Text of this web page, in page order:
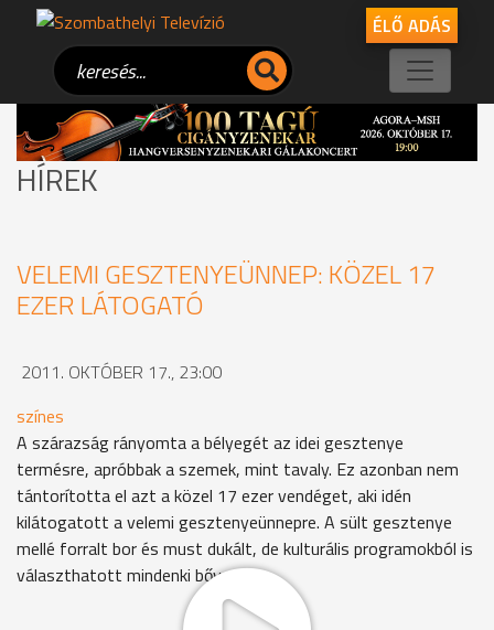
ÉLŐ ADÁS
HÍREK
VELEMI GESZTENYEÜNNEP: KÖZEL 17
EZER LÁTOGATÓ
2011. OKTÓBER 17., 23:00
színes
A szárazság rányomta a bélyegét az idei gesztenye
termésre, apróbbak a szemek, mint tavaly. Ez azonban nem
tántorította el azt a közel 17 ezer vendéget, aki idén
kilátogatott a velemi gesztenyeünnepre. A sült gesztenye
mellé forralt bor és must dukált, de kulturális programokból is
választhatott mindenki bőven.